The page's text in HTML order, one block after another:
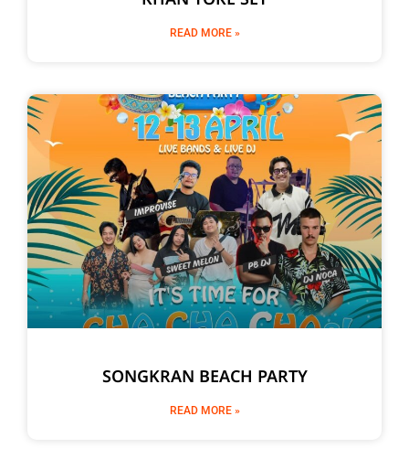
READ MORE »
SONGKRAN BEACH PARTY
READ MORE »